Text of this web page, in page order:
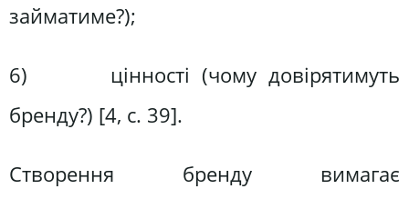
займатиме?);
6) цінності (чому довірятимуть
бренду?) [4, c. 39].
Створення бренду вимагає